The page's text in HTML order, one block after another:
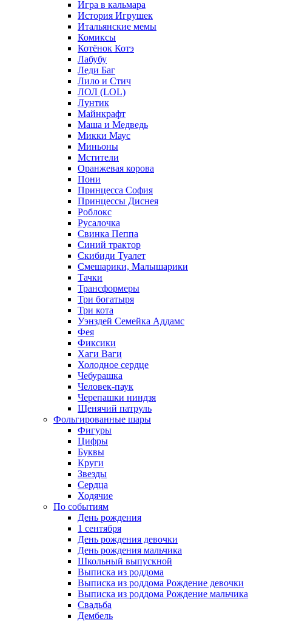
Игра в кальмара
История Игрушек
Итальянские мемы
Комиксы
Котёнок Котэ
Лабубу
Леди Баг
Лило и Стич
ЛОЛ (LOL)
Лунтик
Майнкрафт
Маша и Медведь
Микки Маус
Миньоны
Мстители
Оранжевая корова
Пони
Принцесса София
Принцессы Диснея
Роблокс
Русалочка
Свинка Пеппа
Синий трактор
Скибиди Туалет
Смешарики, Малышарики
Тачки
Трансформеры
Три богатыря
Три кота
Уэнздей Семейка Аддамс
Фея
Фиксики
Хаги Ваги
Холодное сердце
Чебурашка
Человек-паук
Черепашки ниндзя
Щенячий патруль
Фольгированные шары
Фигуры
Цифры
Буквы
Круги
Звезды
Сердца
Ходячие
По событиям
День рождения
1 сентября
День рождения девочки
День рождения мальчика
Школьный выпускной
Выписка из роддома
Выписка из роддома Рождение девочки
Выписка из роддома Рождение мальчика
Свадьба
Дембель